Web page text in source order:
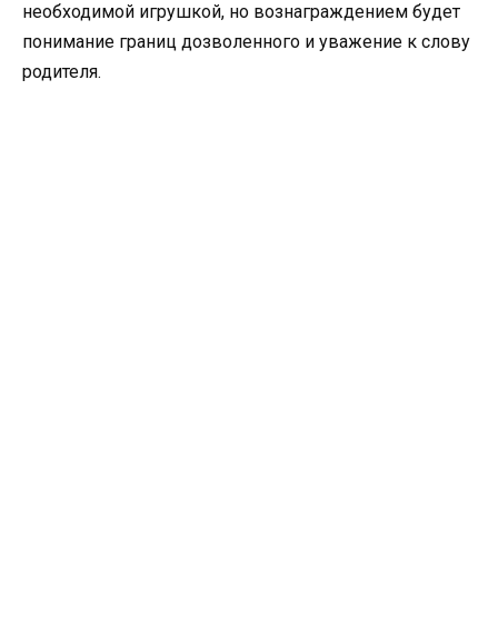
необходимой игрушкой, но вознаграждением будет
понимание границ дозволенного и уважение к слову
родителя.